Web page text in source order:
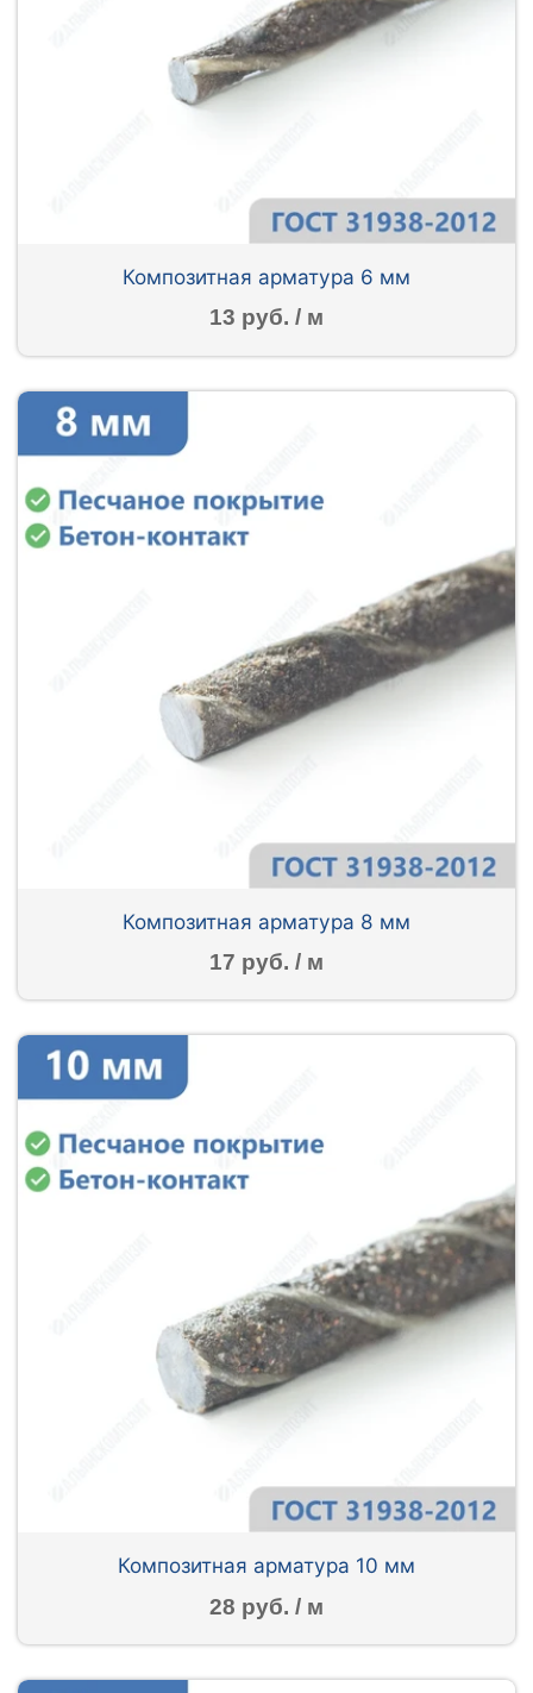
Композитная арматура 6 мм
13 руб. / м
Композитная арматура 8 мм
17 руб. / м
Композитная арматура 10 мм
28 руб. / м